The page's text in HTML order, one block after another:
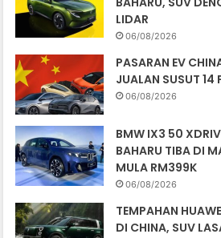
LIDAR
06/08/2026
PASARAN EV
JUALAN SUSUT 14
06/08/2026
BMW IX3 50
BAHARU TIBA DI
MULA RM399K
06/08/2026
TEMPAHAN
DI CHINA, SUV